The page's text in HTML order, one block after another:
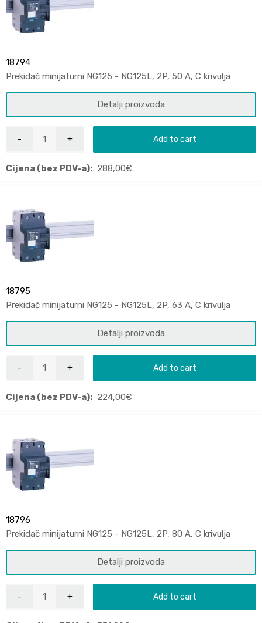
18794
Prekidač minijaturni NG125 - NG125L, 2P, 50 A, C krivulja
Detalji proizvoda
Add to cart
Cijena (bez PDV-a): 288,00€
18795
Prekidač minijaturni NG125 - NG125L, 2P, 63 A, C krivulja
Detalji proizvoda
Add to cart
Cijena (bez PDV-a): 224,00€
18796
Prekidač minijaturni NG125 - NG125L, 2P, 80 A, C krivulja
Detalji proizvoda
Add to cart